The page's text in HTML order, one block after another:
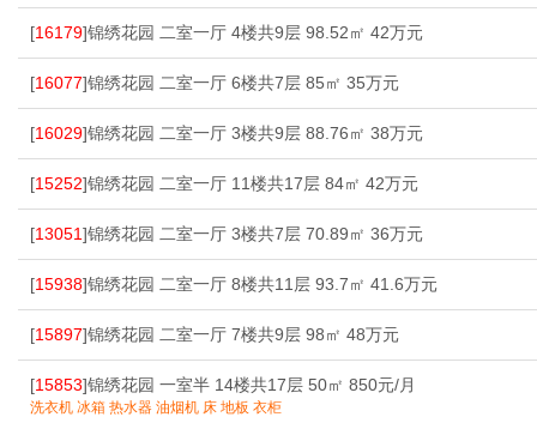
[16179]锦绣花园 二室一厅 4楼共9层 98.52㎡ 42万元
[16077]锦绣花园 二室一厅 6楼共7层 85㎡ 35万元
[16029]锦绣花园 二室一厅 3楼共9层 88.76㎡ 38万元
[15252]锦绣花园 二室一厅 11楼共17层 84㎡ 42万元
[13051]锦绣花园 二室一厅 3楼共7层 70.89㎡ 36万元
[15938]锦绣花园 二室一厅 8楼共11层 93.7㎡ 41.6万元
[15897]锦绣花园 二室一厅 7楼共9层 98㎡ 48万元
[15853]锦绣花园 一室半 14楼共17层 50㎡ 850元/月
洗衣机 冰箱 热水器 油烟机 床 地板 衣柜